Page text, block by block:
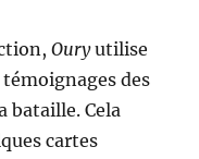
Ouryutilise
des
bataille. Cela
cartes